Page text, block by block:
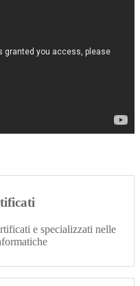
e specializzati nelle